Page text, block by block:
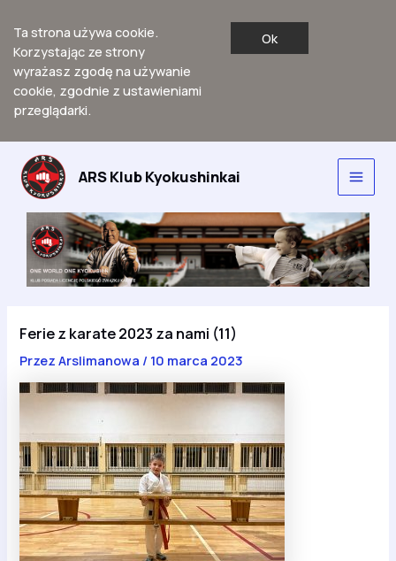
Ta strona używa cookie.
Korzystając ze strony
wyrażasz zgodę na używanie
cookie, zgodnie z ustawieniami
przeglądarki.
Ok
Przejdź
treści
ARS Klub Kyokushinkai
Main
Ferie z karate 2023 za nami (11)
PrzezArslimanowa / 10 marca 2023